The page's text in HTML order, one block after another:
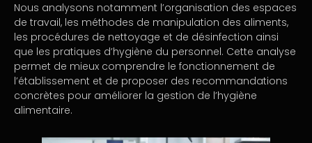
Nous analysons notamment l’organisation des espaces
de travail, les méthodes de manipulation des aliments,
les procédures de nettoyage et de désinfection ainsi
que les pratiques d’hygiène du personnel. Cette analyse
permet de mieux comprendre le fonctionnement de
l’établissement et de proposer des recommandations
concrètes pour améliorer la gestion de l’hygiène
alimentaire.